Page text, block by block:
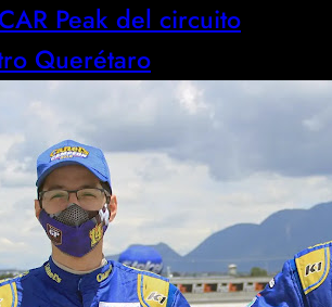
Peak del circuito
Querétaro